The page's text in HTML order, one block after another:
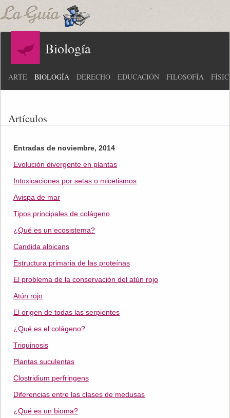
Biología
ARTE BIOLOGÍA DERECHO EDUCACIÓN FILOSOFÍA
Artículos
Entradas de noviembre, 2014
Evolución divergente en plantas
Intoxicaciones por setas o micetismos
Avispa de mar
Tipos principales de colágeno
¿Qué es un ecosistema?
Candida albicans
Estructura primaria de las proteínas
El problema de la conservación del atún rojo
Atún rojo
El origen de todas las serpientes
¿Qué es el colágeno?
Triquinosis
Plantas suculentas
Clostridium perfringens
Diferencias entre las clases de medusas
¿Qué es un bioma?